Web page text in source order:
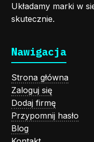
Układamy marki w
skutecznie.
Nawigacja
Strona główna
Zaloguj się
Dodaj firmę
Przypomnij hasło
Blog